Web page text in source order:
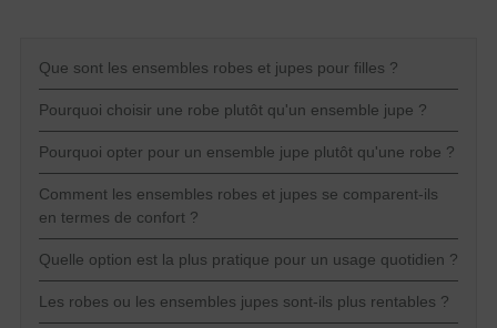
Que sont les ensembles robes et jupes pour filles ?
Pourquoi choisir une robe plutôt qu'un ensemble jupe ?
Pourquoi opter pour un ensemble jupe plutôt qu'une robe ?
Comment les ensembles robes et jupes se comparent-ils
en termes de confort ?
Quelle option est la plus pratique pour un usage quotidien ?
Les robes ou les ensembles jupes sont-ils plus rentables ?